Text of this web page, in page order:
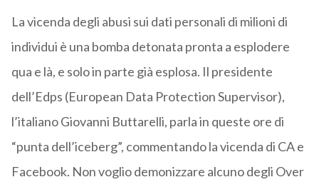
La vicenda degli abusi sui dati personali di milioni di
individui è una bomba detonata pronta a esplodere
qua e là, e solo in parte già esplosa. Il presidente
dell’Edps (European Data Protection Supervisor),
l’italiano Giovanni Buttarelli, parla in queste ore di
“punta dell’iceberg”, commentando la vicenda di CA e
Facebook. Non voglio demonizzare alcuno degli Over